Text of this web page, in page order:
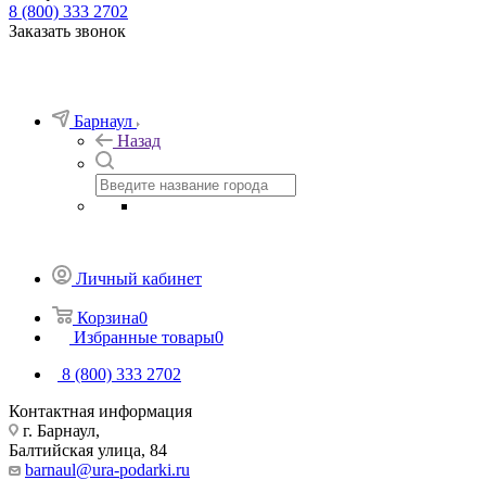
8 (800) 333 2702
Заказать звонок
Барнаул
Назад
Личный кабинет
Корзина0
Избранные товары0
8 (800) 333 2702
Контактная информация
г. Барнаул,
Балтийская улица, 84
barnaul@ura-podarki.ru